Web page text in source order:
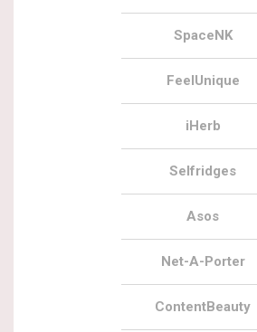
SpaceNK
FeelUnique
iHerb
Selfridges
Asos
Net-A-Porter
ContentBeauty